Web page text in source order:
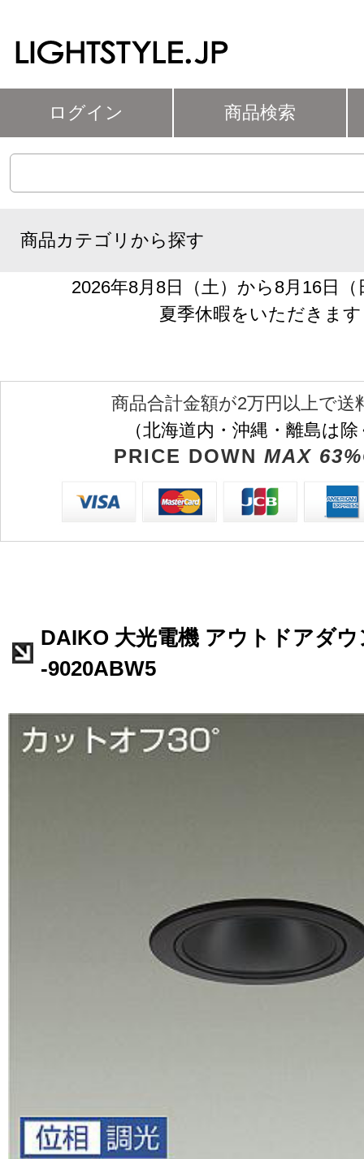
ログイン 商品検索
商品カテゴリから探す
2026年8月8日（土）から8月16日
夏季休暇をいただきます
商品合計金額が2万円以上で送
（北海道内・沖縄・離島は
PRICE DOWN MAX
DAIKO 大光電機 アウトドアダ
-9020ABW5